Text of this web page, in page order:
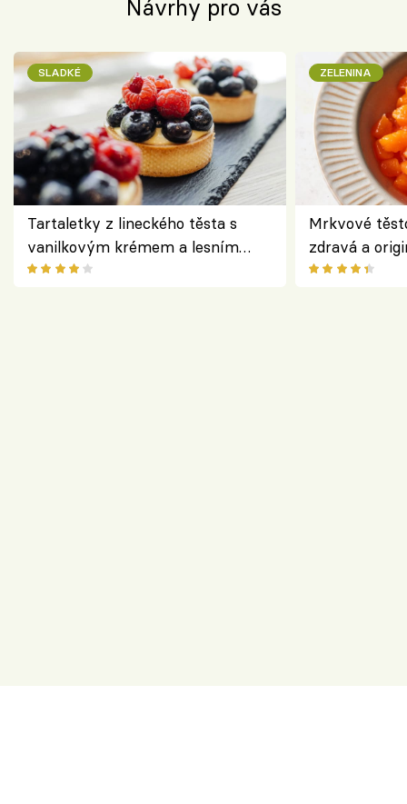
Návrhy pro vás
SLADKÉ
Tartaletky z lineckého těsta s
vanilkovým krémem a lesním
ovocem podle Bread Society
ZELENINA
Mrkvové
zdravá a
klasiky